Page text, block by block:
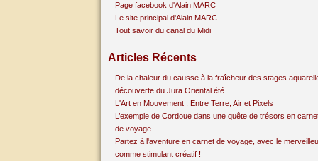
Page facebook d'Alain MARC
Le site principal d'Alain MARC
Tout savoir du canal du Midi
Articles Récents
De la chaleur du causse à la fraîcheur des stages
découverte du Jura Oriental été
L'Art en Mouvement : Entre Terre, Air et Pixels
L’exemple de Cordoue dans une quête de trésors en
de voyage.
Partez à l'aventure en carnet de voyage, avec le
comme stimulant créatif !